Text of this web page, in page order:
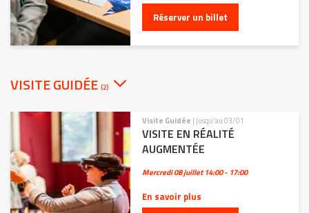
Réserver un billet
VISITE GUIDÉE (2)
Visite Guidée | jusqu'au 03/01
VISITE EN RÉALITÉ
AUGMENTÉE
Mercredi 08 juillet14:00 - 17:00
En savoir plus